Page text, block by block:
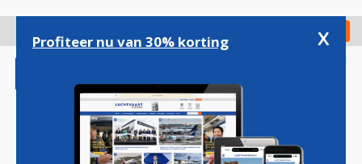
gaan
Check in
Profiteer nu van 30% korting x